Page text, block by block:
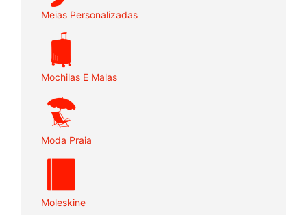
Meias Personalizadas
Mochilas E Malas
Moda Praia
Moleskine